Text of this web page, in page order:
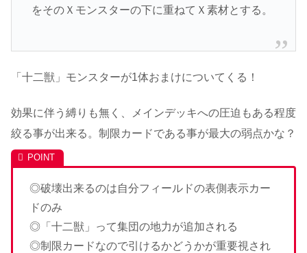
をそのＸモンスターの下に重ねてＸ素材とする。
「十二獣」モンスターが1体おまけについてくる！
効果に伴う縛りも無く、メインデッキへの圧迫もある程度
絞る事が出来る。制限カードである事が最大の弱点かな？
◎破壊出来るのは自分フィールドの表側表示カー
ドのみ
◎「十二獣」って集団の地力が追加される
◎制限カードなので引けるかどうかが重要視され